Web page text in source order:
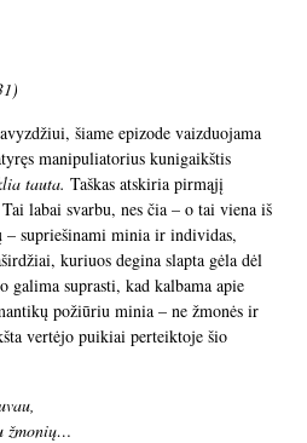
šiame epizode vaizduojama
manipuliatorius kunigaikštis
tauta. Taškas atskiria pirmąjį
labai svarbu, nes čia – o tai viena iš
supriešinami minia ir individas,
kuriuos degina slapta gėla dėl
suprasti, kad kalbama apie
požiūriu minia – ne žmonės ir
vertėjo puikiai perteiktoje šio
žmonių…